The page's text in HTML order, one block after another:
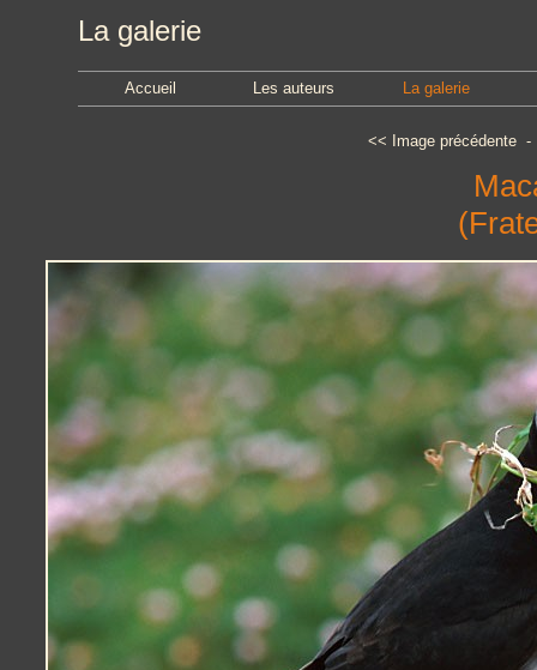
La galerie
Accueil Les auteurs La galerie
<< Image précédente